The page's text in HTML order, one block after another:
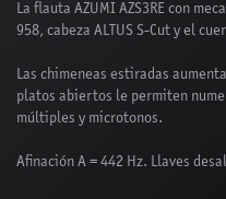
La flauta AZUMI AZS3RE con
958, cabeza ALTUS S-Cut y el
Las chimeneas estiradas
platos abiertos le permiten
múltiples y microtonos.
Afinación A = 442 Hz. Llaves